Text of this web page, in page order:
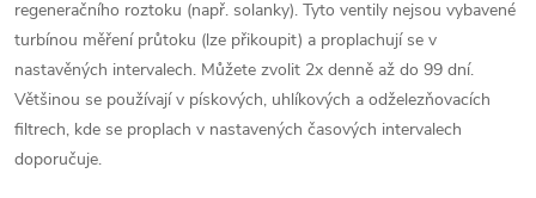
regeneračního roztoku (např. solanky). Tyto ventily nejsou vybavené
turbínou měření průtoku (lze přikoupit) a proplachují se v
nastavěných intervalech. Můžete zvolit 2x denně až do 99 dní.
Většinou se používají v pískových, uhlíkových a odželezňovacích
filtrech, kde se proplach v nastavených časových intervalech
doporučuje.